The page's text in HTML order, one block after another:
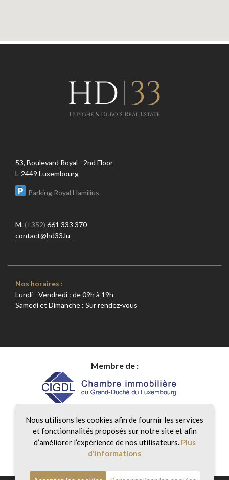
53, Boulevard Royal - 2nd Floor
L-2449 Luxembourg
Parking Royal Hamilius
M. (+352) 661 333 370
contact@hd33.lu
Nos horaires :
Lundi - Vendredi : de 09h à 19h
Samedi et Dimanche : Sur rendez-vous
Membre de :
Nous utilisons les cookies afin de fournir les services
et fonctionnalités proposés sur notre site et afin
d’améliorer l’expérience de nos utilisateurs. Plus
d'informations